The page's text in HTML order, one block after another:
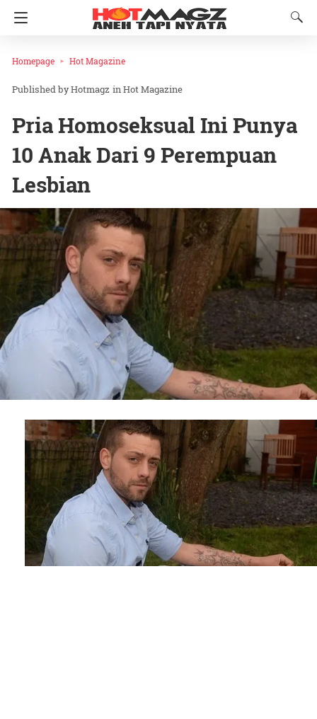
Homepage Hot Magazine
Hotmagz inHot Magazine
Pria Homoseksual Ini Punya
10 Anak Dari 9 Perempuan
Lesbian